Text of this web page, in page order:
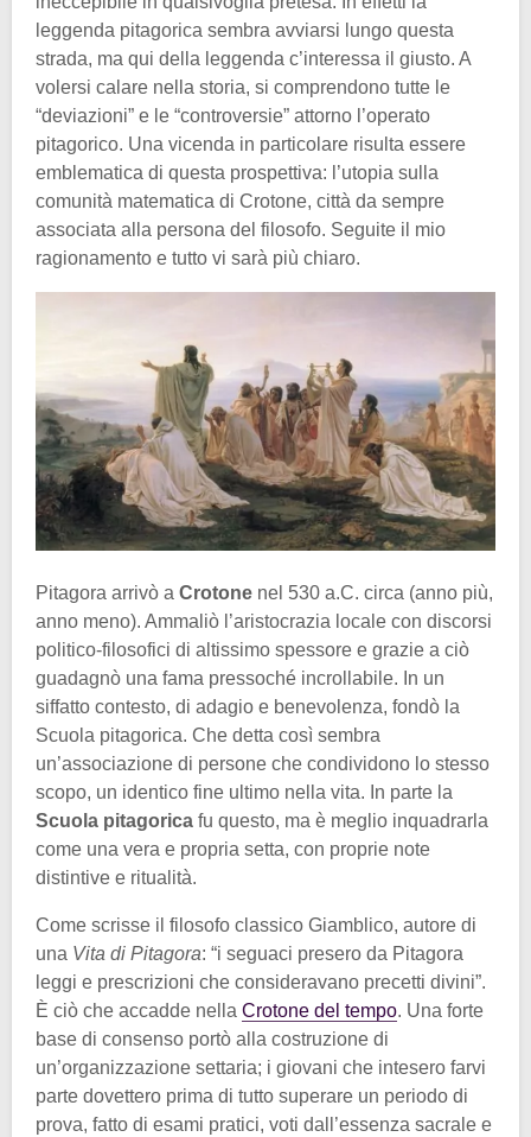
leggenda pitagorica sembra avviarsi lungo questa
strada, ma qui della leggenda c’interessa il giusto. A
volersi calare nella storia, si comprendono tutte le
“deviazioni” e le “controversie” attorno l’operato
pitagorico. Una vicenda in particolare risulta essere
emblematica di questa prospettiva: l’utopia sulla
comunità matematica di Crotone, città da sempre
associata alla persona del filosofo. Seguite il mio
ragionamento e tutto vi sarà più chiaro.
Pitagora arrivò a Crotone nel 530 a.C. circa (anno più,
anno meno). Ammaliò l’aristocrazia locale con discorsi
politico-filosofici di altissimo spessore e grazie a ciò
guadagnò una fama pressoché incrollabile. In un
siffatto contesto, di adagio e benevolenza, fondò la
Scuola pitagorica. Che detta così sembra
un’associazione di persone che condividono lo stesso
scopo, un identico fine ultimo nella vita. In parte la
Scuola pitagorica fu questo, ma è meglio inquadrarla
come una vera e propria setta, con proprie note
distintive e ritualità.
Come scrisse il filosofo classico Giamblico, autore di
una Vita di Pitagora: “i seguaci presero da Pitagora
leggi e prescrizioni che consideravano precetti divini”.
È ciò che accadde nella Crotone del tempo. Una forte
base di consenso portò alla costruzione di
un’organizzazione settaria; i giovani che intesero farvi
parte dovettero prima di tutto superare un periodo di
prova, fatto di esami pratici, voti dall’essenza sacrale e